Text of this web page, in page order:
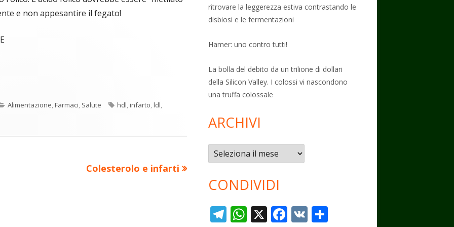
e non appesantire il fegato!
Categorie
Alimentazione,Farmaci, Salute Tag
hdl,infarto,ldl,
Nuovo
Colesterolo e infarti
ritrovare la leggerezza estiva contrastando le
disbiosi e le fermentazioni
Hamer: uno contro tutti!
La bolla del debito da un trilione di dollari
della Silicon Valley. I colossi vi nascondono
una truffa colossale
ARCHIVI
Archivi
CONDIVIDI
T W X F V